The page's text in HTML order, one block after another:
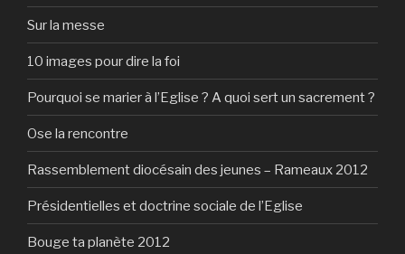
Sur la messe
10 images pour dire la foi
Pourquoi se marier à l’Eglise ? A quoi sert un sacrement ?
Ose la rencontre
Rassemblement diocésain des jeunes – Rameaux 2012
Présidentielles et doctrine sociale de l’Eglise
Bouge ta planète 2012